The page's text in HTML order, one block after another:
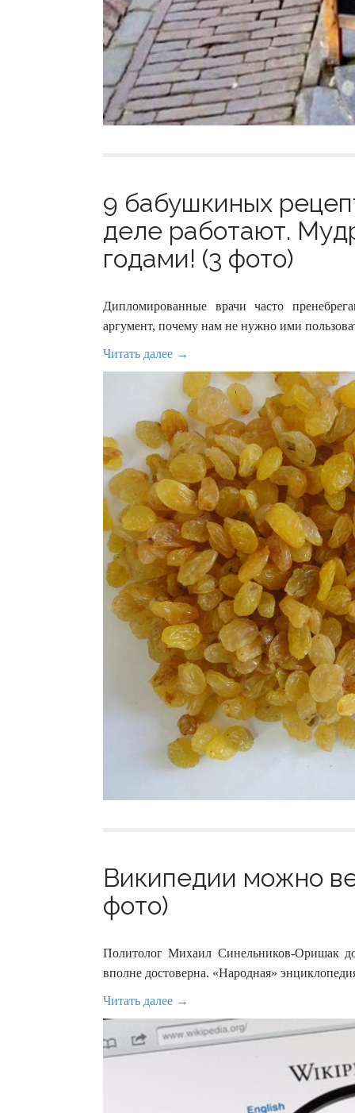
9 бабушкиных
деле работают.
годами! (3 фото)
Дипломированные врачи часто
аргумент, почему нам не нужно ими
Читать далее →
Википедии можно
фото)
Политолог Михаил Синельников-Оришак
вполне достоверна. «Народная»
Читать далее →